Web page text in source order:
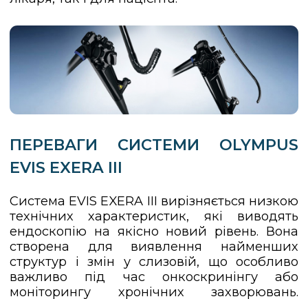
ПЕРЕВАГИ СИСТЕМИ OLYMPUS
EVIS EXERA III
Система EVIS EXERA III вирізняється низкою
технічних характеристик, які виводять
ендоскопію на якісно новий рівень. Вона
створена для виявлення найменших
структур і змін у слизовій, що особливо
важливо під час онкоскринінгу або
моніторингу хронічних захворювань.